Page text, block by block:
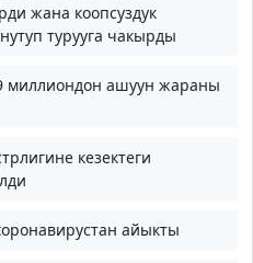
жана коопсуздук
турууга чакырды
миллиондон ашуун жараны
кезектеги
айыкты